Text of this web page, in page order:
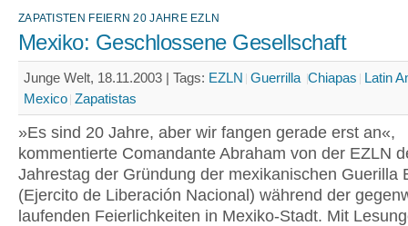
ZAPATISTEN FEIERN 20 JAHRE EZLN
Mexiko: Geschlossene Gesellschaft
Junge Welt, 18.11.2003 | Tags: EZLN Guerrilla Chiapas Latin
Mexico Zapatistas
»Es sind 20 Jahre, aber wir fangen gerade erst an«,
kommentierte Comandante Abraham von der EZLN
Jahrestag der Gründung der mexikanischen Guerilla
(Ejercito de Liberación Nacional) während der
laufenden Feierlichkeiten in Mexiko-Stadt. Mit